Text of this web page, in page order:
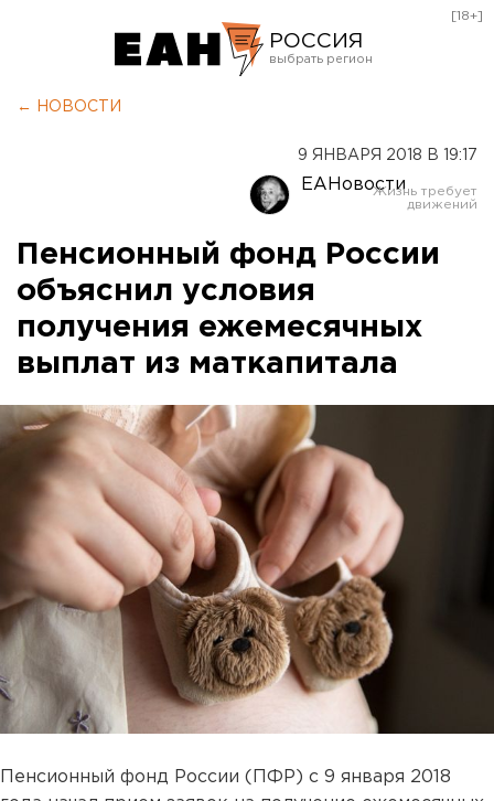
РОССИЯ
Оренбург
[18+]
← НОВОСТИ
9 ЯНВАРЯ 2018 В 19:17
ЕАНовости
Пенсионный фонд России
объяснил условия
получения ежемесячных
выплат из маткапитала
Пенсионный фонд России (ПФР) с 9 января 2018